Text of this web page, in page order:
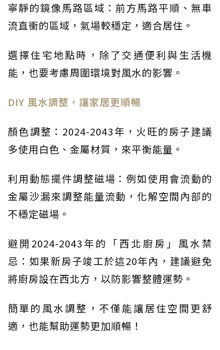
寧靜的鏡像馬路區域：前方馬路平順、無車
流直衝的區域，氣場較穩定，適合居住。
選擇住宅地點時，除了交通便利與生活機
能，也要考慮周圍環境對風水的影響。
DIY 風水調整，讓家居更順暢
顏色調整：2024-2043年，火旺的房子建議
多使用白色、金屬材質，來平衡能量。
利用動態擺件調整磁場：例如使用會流動的
金屬沙漏來調整能量流動，化解空間內部的
不穩定磁場。
避開2024-2043年的「西北廚房」風水禁
忌：如果新房子竣工於這20年內，建議避免
將廚房設在西北方，以防影響整體運勢。
簡單的風水調整，不僅能讓居住空間更舒
適，也能幫助運勢更加順暢！